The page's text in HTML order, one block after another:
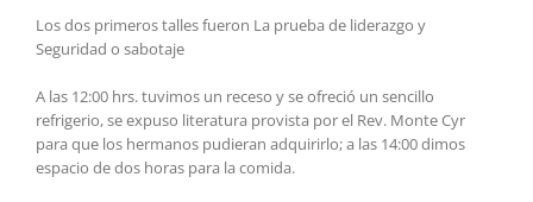
Los dos primeros talles fueron La prueba de liderazgo y
Seguridad o sabotaje
A las 12:00 hrs. tuvimos un receso y se ofreció un sencillo
refrigerio, se expuso literatura provista por el Rev. Monte Cyr
para que los hermanos pudieran adquirirlo; a las 14:00 dimos
espacio de dos horas para la comida.